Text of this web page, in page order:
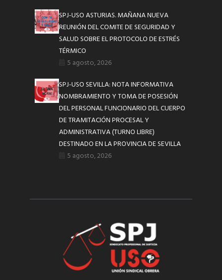
SPJ-USO ASTURIAS. MAÑANA NUEVA
REUNIÓN DEL COMITE DE SEGURIDAD Y
SALUD SOBRE EL PROTOCOLO DE ESTRÉS
TÉRMICO
5 agosto, 2026
SPJ-USO SEVILLA: NOTA INFORMATIVA
NOMBRAMIENTO Y TOMA DE POSESIÓN
DEL PERSONAL FUNCIONARIO DEL CUERPO
DE TRAMITACIÓN PROCESAL Y
ADMINISTRATIVA (TURNO LIBRE)
DESTINADO EN LA PROVINCIA DE SEVILLA
5 agosto, 2026